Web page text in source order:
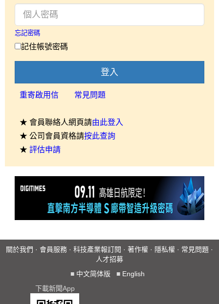
忘記密碼
記住帳號密碼
登入
重寄啟用信 常見問題
★ 會員聯絡人網頁請由此登入
★ 公司會員資格請按此查詢
★ 評估申請
關於我們 · 會員服務 · 科技產業報訂閱 · 著作權 · 隱私權 · 常見問題 ·
人才招募
■ 中文简体版 ■ English
下載新聞App